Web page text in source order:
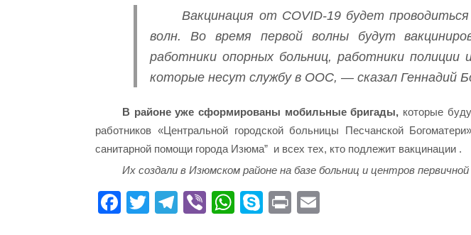
Вакцинация от COVID-19 будет
волн. Во время первой волны будут
работники опорных больниц, работники полиции
которые несут службу в ООС, — сказал Геннадий
В районе уже сформированы мобильные бригады, которые
работников «Центральной городской больницы Песчанской
санитарной помощи города Изюма” и всех тех, кто подлежит вакцинации .
Их создали в Изюмском районе на базе больниц и центров
Fa T
Te Vi
W
S
Pr